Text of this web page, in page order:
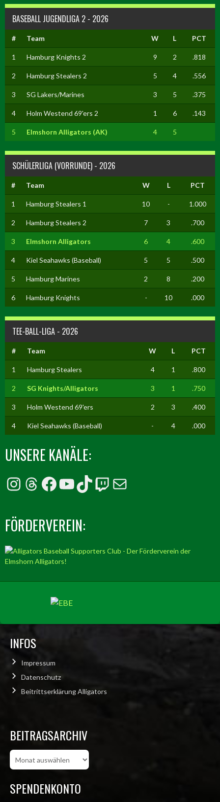
BASEBALL JUGENDLIGA 2 - 2026
# Team W L PCT
1 Hamburg Knights 2 9 2 .818
2 Hamburg Stealers 2 5 4 .556
3 SG Lakers/Marines 3 5 .375
4 Holm Westend 69'ers 2 1 6 .143
5 Elmshorn Alligators (AK) 4 5
SCHÜLERLIGA (VORRUNDE) - 2026
# Team W L PCT
1 Hamburg Stealers 1 10 - 1.000
2 Hamburg Stealers 2 7 3 .700
3 Elmshorn Alligators 6 4 .600
4 Kiel Seahawks (Baseball) 5 5 .500
5 Hamburg Marines 2 8 .200
6 Hamburg Knights - 10 .000
TEE-BALL-LIGA - 2026
# Team W L PCT
1 Hamburg Stealers 4 1 .800
2 SG Knights/Alligators 3 1 .750
3 Holm Westend 69'ers 2 3 .400
4 Kiel Seahawks (Baseball) - 4 .000
UNSERE KANÄLE:
Instagram
Threads
Facebook
YouTube
TikTok
Twitch
E-Mail
FÖRDERVEREIN:
INFOS
Impressum
Datenschutz
Beitrittserklärung Alligators
BEITRAGSARCHIV
Beitragsarchiv
SPENDENKONTO